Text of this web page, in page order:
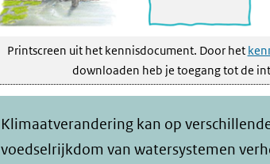
Printscreen uit het kennisdocument. Door het
downloaden heb je toegang tot de
Klimaatverandering kan op
voedselrijkdom van watersystemen